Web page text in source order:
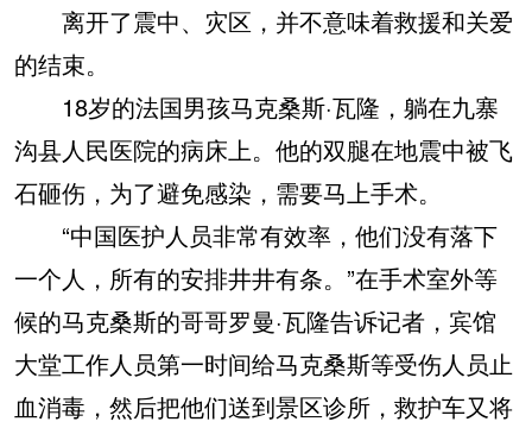
离开了震中、灾区，并不意味着救援和关爱
的结束。
18岁的法国男孩马克桑斯·瓦隆，躺在九寨
沟县人民医院的病床上。他的双腿在地震中被飞
石砸伤，为了避免感染，需要马上手术。
“中国医护人员非常有效率，他们没有落下
一个人，所有的安排井井有条。”在手术室外等
候的马克桑斯的哥哥罗曼·瓦隆告诉记者，宾馆
大堂工作人员第一时间给马克桑斯等受伤人员止
血消毒，然后把他们送到景区诊所，救护车又将